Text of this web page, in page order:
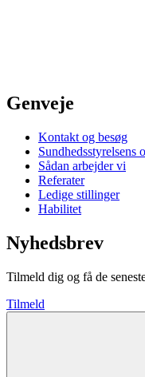
Genveje
Kontakt og besøg
Sundhedsstyrelsens
Sådan arbejder vi
Referater
Ledige stillinger
Habilitet
Nyhedsbrev
Tilmeld dig og få de
Tilmeld